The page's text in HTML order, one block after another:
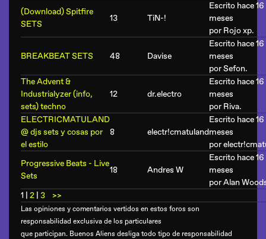
1 2 3 >>
(Download) Spitfire
SETS
13 TiN-!
Escrito hace
meses
por Rojo xp.
BREAKBEAT SETS 48 Davise
Escrito hace
meses
porSefon.
The Advent &
Industrialyzer (info,
sets) techno
12 dr.electro
Escrito hace
meses
por Riva.
ELECTRICMATULAND
@ djs sets y cosas por
el estilo
8 electr!cmatuland
Escrito hace
meses
por
Progressive Beats - Live
Sets
18 Andres W
Escrito hace
meses
porAlan
Las opiniones y comentarios vertidos en estos foros son
responsabilidad exclusiva de los particulares
que participan. Buenos Aliens desliga todo tipo de responsabilidad